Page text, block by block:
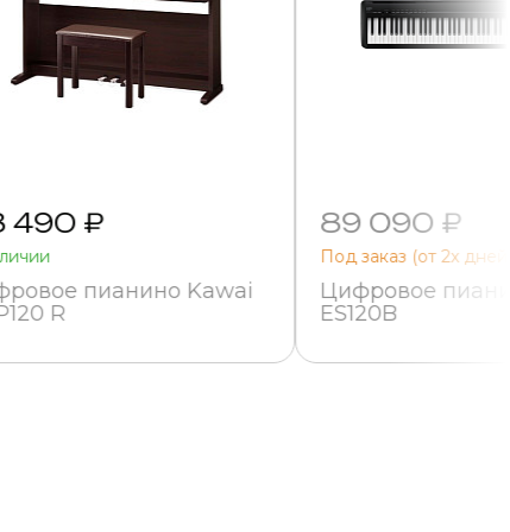
490 ₽
пианино Kawai
R
89 090 ₽
Под заказ (от 2х
Цифровое
ES120B